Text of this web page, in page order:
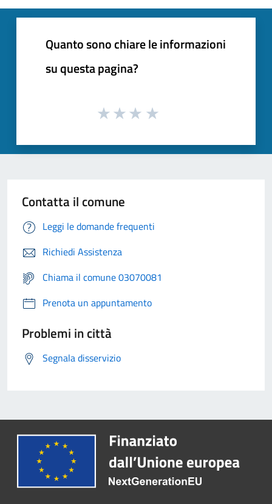
Quanto sono chiare le informazioni
su questa pagina?
Contatta il comune
Leggi le domande frequenti
Richiedi Assistenza
Chiama il comune 03070081
Prenota un appuntamento
Problemi in città
Segnala disservizio